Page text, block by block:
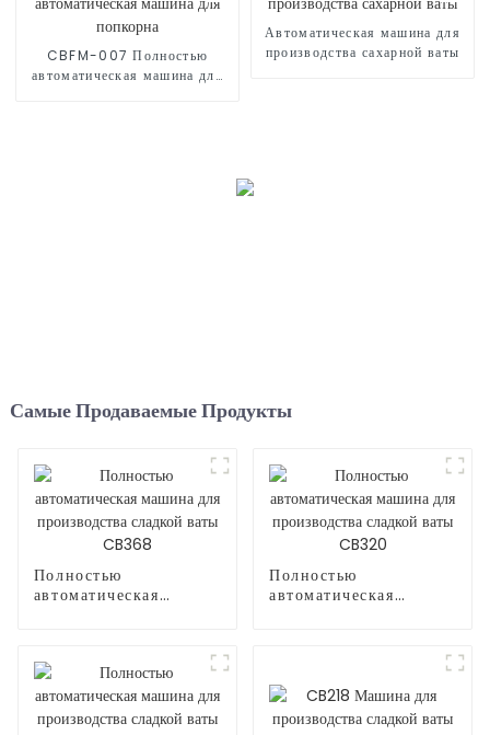
CBFM-007 Полностью
автоматическая машина для
Автоматическая машина для
производства сахарной ваты
Самые Продаваемые Продукты
Полностью
автоматическая
Полностью
автоматическая